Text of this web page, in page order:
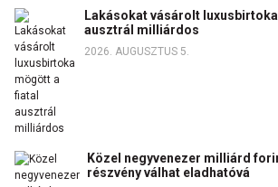
Lakásokat vásárolt
ausztrál milliárdos
2026. AUGUSZTUS 5.
Közel negyvenezer milliárd
részvény válhat eladhatóvá